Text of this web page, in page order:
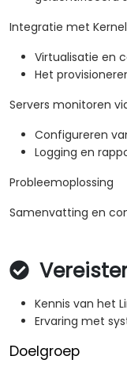
Integratie met
Virtualisatie en
Het
Servers monitoren
Configureren
Logging en
Probleemoplossing
Samenvatting en
Kennis van het
Ervaring met
Doelgroep